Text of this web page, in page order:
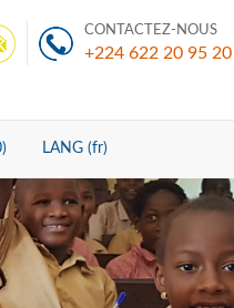
CONTACTEZ-NOUS
+224 622 20 95 20
LANG (fr)